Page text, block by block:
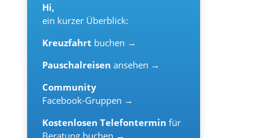
Hi,
ein kurzer Überblick:
Kreuzfahrt buchen →
Pauschalreisen ansehen →
Community
Facebook-Gruppen →
Kostenlosen Telefontermin für
Beratung buchen →